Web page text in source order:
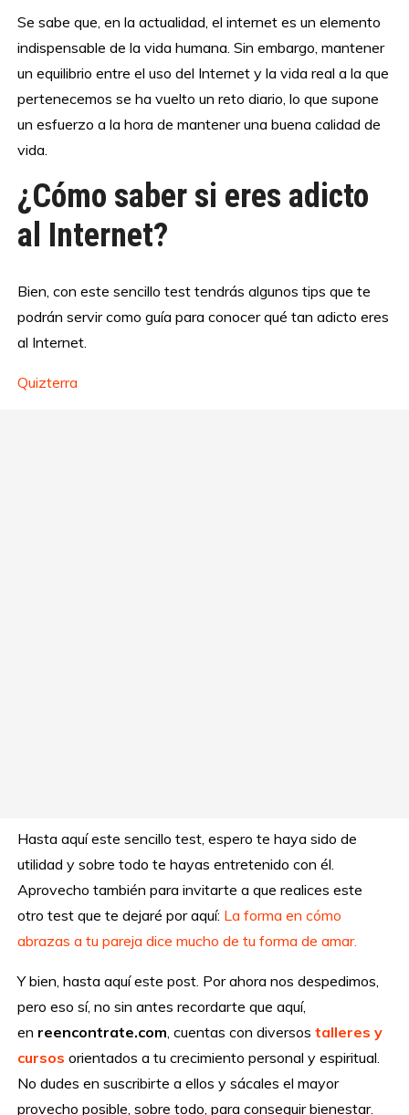
Se sabe que, en la actualidad, el internet es un elemento
indispensable de la vida humana. Sin embargo, mantener
un equilibrio entre el uso del Internet y la vida real a la que
pertenecemos se ha vuelto un reto diario, lo que supone
un esfuerzo a la hora de mantener una buena calidad de
vida.
¿Cómo saber si eres adicto
al Internet?
Bien, con este sencillo test tendrás algunos tips que te
podrán servir como guía para conocer qué tan adicto eres
al Internet.
Quizterra
Hasta aquí este sencillo test, espero te haya sido de
utilidad y sobre todo te hayas entretenido con él.
Aprovecho también para invitarte a que realices este
otro test que te dejaré por aquí: La forma en cómo
abrazas a tu pareja dice mucho de tu forma de amar.
Y bien, hasta aquí este post. Por ahora nos despedimos,
pero eso sí, no sin antes recordarte que aquí,
en reencontrate.com , cuentas con diversostalleres y
cursos orientados a tu crecimiento personal y espiritual.
No dudes en suscribirte a ellos y sácales el mayor
provecho posible, sobre todo, para conseguir bienestar.